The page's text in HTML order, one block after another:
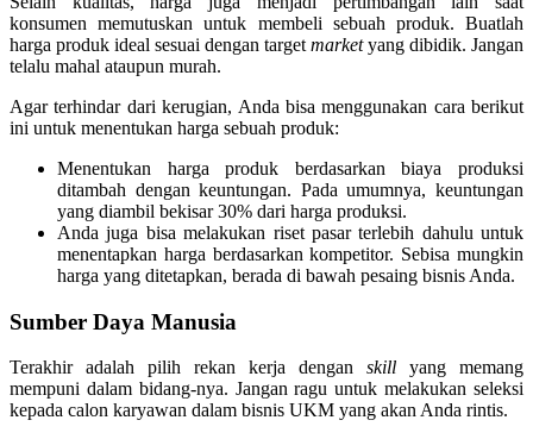
konsumen memutuskan untuk membeli sebuah produk. Buatlah
harga produk ideal sesuai dengan target marketyang dibidik. Jangan
telalu mahal ataupun murah.
Agar terhindar dari kerugian, Anda bisa menggunakan cara berikut
ini untuk menentukan harga sebuah produk:
Menentukan harga produk berdasarkan biaya produksi
ditambah dengan keuntungan. Pada umumnya, keuntungan
yang diambil bekisar 30% dari harga produksi.
Anda juga bisa melakukan riset pasar terlebih dahulu untuk
menentapkan harga berdasarkan kompetitor. Sebisa mungkin
harga yang ditetapkan, berada di bawah pesaing bisnis Anda.
Sumber Daya Manusia
Terakhir adalah pilih rekan kerja dengan skill yang memang
mempuni dalam bidang-nya. Jangan ragu untuk melakukan seleksi
kepada calon karyawan dalam bisnis UKM yang akan Anda rintis.